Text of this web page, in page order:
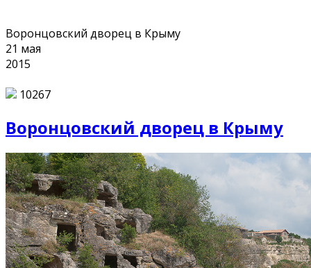
Воронцовский дворец в Крыму
21 мая
2015
10267
Воронцовский дворец в Крыму